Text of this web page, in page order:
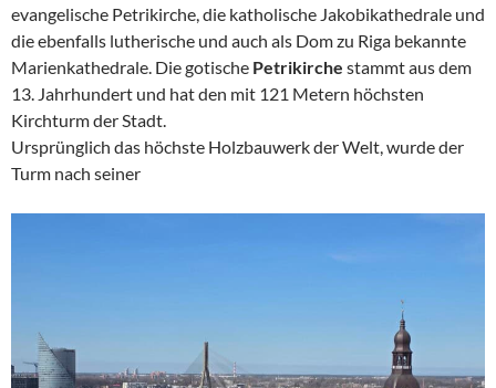
evangelische Petrikirche, die katholische Jakobikathedrale und
die ebenfalls lutherische und auch als Dom zu Riga bekannte
Marienkathedrale. Die gotische Petrikirche stammt aus dem
13. Jahrhundert und hat den mit 121 Metern höchsten
Kirchturm der Stadt.
Ursprünglich das höchste Holzbauwerk der Welt, wurde der
Turm nach seiner